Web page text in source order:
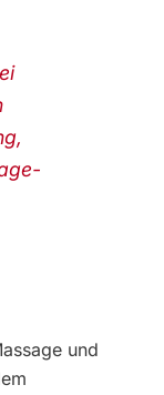
und